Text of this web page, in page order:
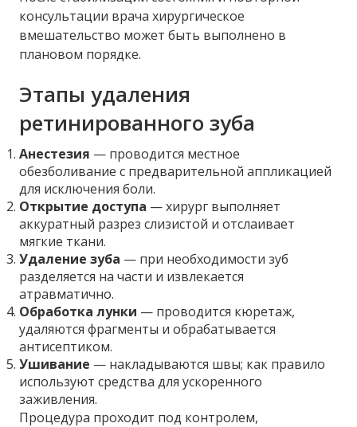
консультации врача хирургическое
вмешательство может быть выполнено в
плановом порядке.
Этапы удаления
ретинированного зуба
Анестезия — проводится местное
обезболивание с предварительной аппликацией
для исключения боли.
Открытие доступа — хирург выполняет
аккуратный разрез слизистой и отслаивает
мягкие ткани.
Удаление зуба — при необходимости зуб
разделяется на части и извлекается
атравматично.
Обработка лунки — проводится кюретаж,
удаляются фрагменты и обрабатывается
антисептиком.
Ушивание — накладываются швы; как правило
используют средства для ускоренного
заживления.
Процедура проходит под контролем,